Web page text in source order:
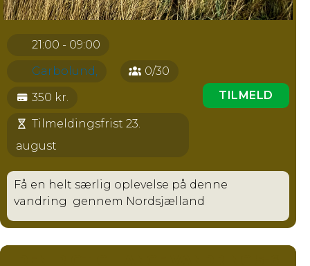
21:00 - 09:00
Garbolund,
0/30
350 kr.
Tilmeldingsfrist 23.
august
TILMELD
Få en helt særlig oplevelse på denne
vandring gennem Nordsjælland